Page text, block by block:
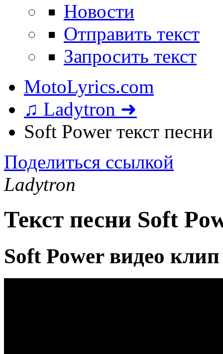
Новости
Отправить текст
Запросить текст
MotoLyrics.com
♫ Ladytron ➜
Soft Power текст песни
Поделиться ссылкой
Ladytron
Текст песни Soft
Soft Power видео клип